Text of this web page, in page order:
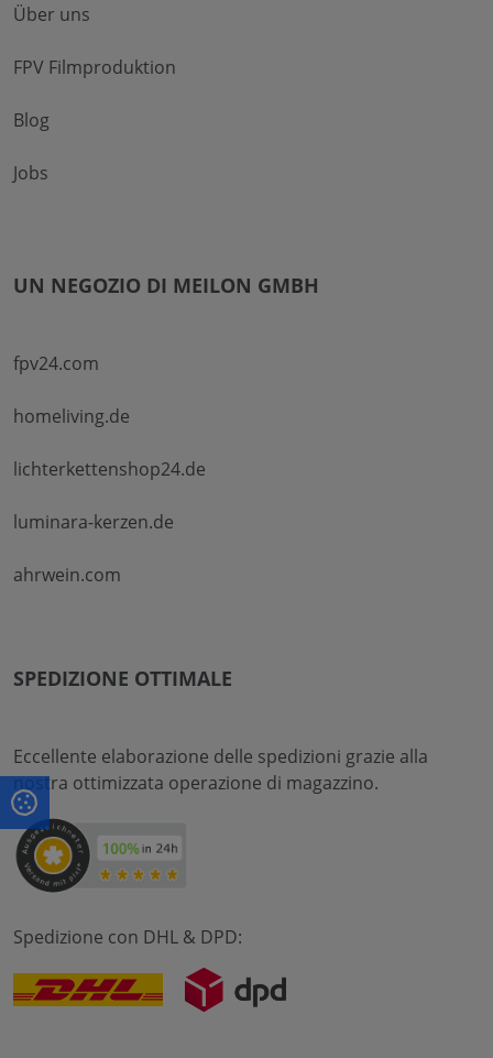
Über uns
FPV Filmproduktion
Blog
Jobs
UN NEGOZIO DI MEILON GMBH
fpv24.com
homeliving.de
lichterkettenshop24.de
luminara-kerzen.de
ahrwein.com
SPEDIZIONE OTTIMALE
Eccellente elaborazione delle spedizioni grazie alla
nostra ottimizzata operazione di magazzino.
Spedizione con DHL & DPD: